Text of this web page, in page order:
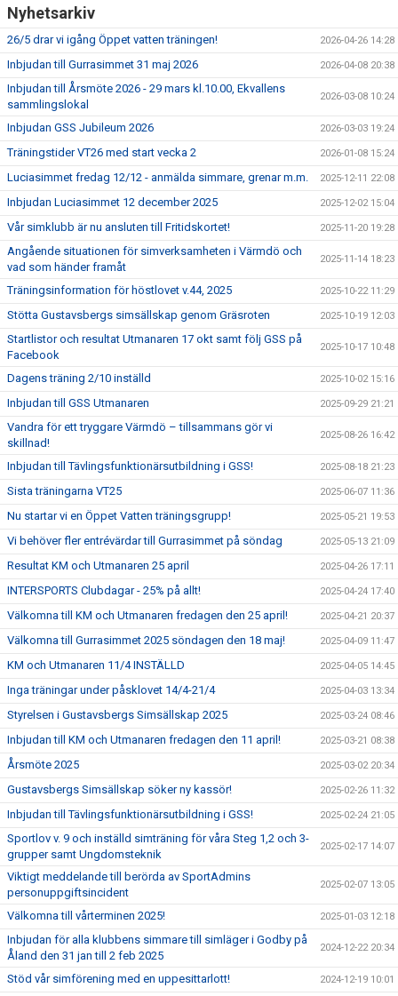
Nyhetsarkiv
26/5 drar vi igång Öppet vatten träningen! 2026-04-26 14:28
Inbjudan till Gurrasimmet 31 maj 2026 2026-04-08 20:38
Inbjudan till Årsmöte 2026 - 29 mars kl.10.00, Ekvallens
sammlingslokal
2026-03-08 10:24
Inbjudan GSS Jubileum 2026 2026-03-03 19:24
Träningstider VT26 med start vecka 2 2026-01-08 15:24
Luciasimmet fredag 12/12 - anmälda simmare, grenar m.m. 2025-12-11 22:08
Inbjudan Luciasimmet 12 december 2025 2025-12-02 15:04
Vår simklubb är nu ansluten till Fritidskortet! 2025-11-20 19:28
Angående situationen för simverksamheten i Värmdö och
vad som händer framåt
2025-11-14 18:23
Träningsinformation för höstlovet v.44, 2025 2025-10-22 11:29
Stötta Gustavsbergs simsällskap genom Gräsroten 2025-10-19 12:03
Startlistor och resultat Utmanaren 17 okt samt följ GSS på
Facebook
2025-10-17 10:48
Dagens träning 2/10 inställd 2025-10-02 15:16
Inbjudan till GSS Utmanaren 2025-09-29 21:21
Vandra för ett tryggare Värmdö – tillsammans gör vi
skillnad!
2025-08-26 16:42
Inbjudan till Tävlingsfunktionärsutbildning i GSS! 2025-08-18 21:23
Sista träningarna VT25 2025-06-07 11:36
Nu startar vi en Öppet Vatten träningsgrupp! 2025-05-21 19:53
Vi behöver fler entrévärdar till Gurrasimmet på söndag 2025-05-13 21:09
Resultat KM och Utmanaren 25 april 2025-04-26 17:11
INTERSPORTS Clubdagar - 25% på allt! 2025-04-24 17:40
Välkomna till KM och Utmanaren fredagen den 25 april! 2025-04-21 20:37
Välkomna till Gurrasimmet 2025 söndagen den 18 maj! 2025-04-09 11:47
KM och Utmanaren 11/4 INSTÄLLD 2025-04-05 14:45
Inga träningar under påsklovet 14/4-21/4 2025-04-03 13:34
Styrelsen i Gustavsbergs Simsällskap 2025 2025-03-24 08:46
Inbjudan till KM och Utmanaren fredagen den 11 april! 2025-03-21 08:38
Årsmöte 2025 2025-03-02 20:34
Gustavsbergs Simsällskap söker ny kassör! 2025-02-26 11:32
Inbjudan till Tävlingsfunktionärsutbildning i GSS! 2025-02-24 21:05
Sportlov v. 9 och inställd simträning för våra Steg 1,2 och 3-
grupper samt Ungdomsteknik
2025-02-17 14:07
Viktigt meddelande till berörda av SportAdmins
personuppgiftsincident
2025-02-07 13:05
Välkomna till vårterminen 2025! 2025-01-03 12:18
Inbjudan för alla klubbens simmare till simläger i Godby på
Åland den 31 jan till 2 feb 2025
2024-12-22 20:34
Stöd vår simförening med en uppesittarlott! 2024-12-19 10:01